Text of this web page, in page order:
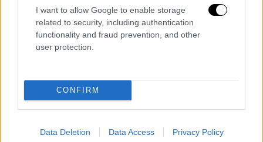
I want to allow Google to enable storage
related to security, including authentication
functionality and fraud prevention, and other
user protection.
CONFIRM
Data Deletion Data Access Privacy Policy
ενημέρωσης.
Οι κατηγορίες αφορούντόσο στη
διαφημιστική καμπάνια
Pandoro»όσο και για τα «Πασχαλινά Αυγά
Chiara Ferragni». Οι εισαγγελικές αρχές
παραπλανήθηκαν, πιστεύοντας πως μέρος